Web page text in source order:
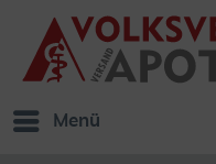
Menü